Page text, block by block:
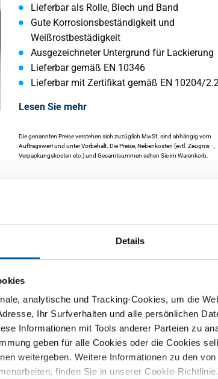
Details
analytische und Tracking-Cookies, um die
Ihr Surfverhalten und alle persönlichen
Informationen mit Tools anderer Parteien zu
geben für alle Cookies oder die Cookies
weitergeben. Weitere Informationen zu den
finden Sie in unserer Cookie-
Lieferbar als Rolle, Blech und Band
Gute Korrosionsbeständigkeit und
Weißrostbestädigkeit
Ausgezeichneter Untergrund für Lackierung
Lieferbar gemäß EN 10346
Lieferbar mit Zertifikat gemäß EN 10204/2.2
Lesen Sie mehr
Die genannten Preise verstehen sich zuzüglich MwSt. sind abhängig vom
Auftragswert und unter Vorbehalt. Die Preise, Nebenkosten (evtl. Zeugnis - ,
Verpackungskosten etc.) und Gesamtsummen sehen Sie im Warenkorb.
Spezifikationen
Band DX51D+AZ150-